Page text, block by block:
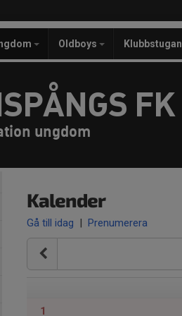
Oldboys Klubbstugan
FK
ungdom
Kalender
Gå till idag | Prenumerera
1